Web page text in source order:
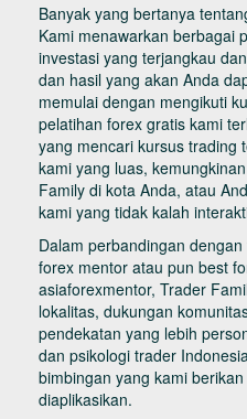
Banyak yang bertanya
Kami menawarkan berbagai
investasi yang terjangkau
dan hasil yang akan Anda
memulai dengan mengikuti
pelatihan forex gratis kami
yang mencari kursus trading
kami yang luas,
Family di kota Anda, atau
kami yang tidak kalah
Dalam perbandingan
forex mentor atau pun best
asiaforexmentor, Trader
lokalitas, dukungan
pendekatan yang lebih
dan psikologi trader
bimbingan yang kami
diaplikasikan.